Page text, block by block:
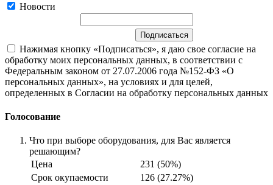
Новости
Нажимая кнопку «Подписаться», я даю свое согласие на
обработку моих персональных данных, в соответствии с
Федеральным законом от 27.07.2006 года №152-ФЗ «О
персональных данных», на условиях и для целей,
определенных в Согласии на обработку персональных данных
Голосование
Что при выборе оборудования, для Вас является
решающим?
Цена
231 (50%)
Срок окупаемости
126 (27.27%)